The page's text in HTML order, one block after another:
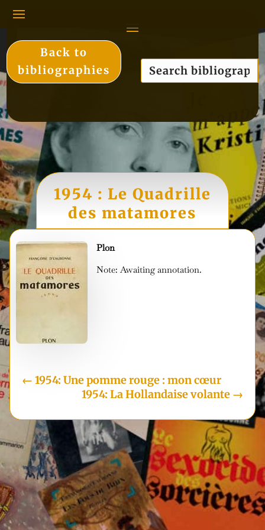
Back to
bibliographies
1954 : Le Quadrille
des matamores
Plon
Note: Awaiting annotation.
← 1954: Une pomme rouge : mon cœur
1954: La Hollandaise volante →